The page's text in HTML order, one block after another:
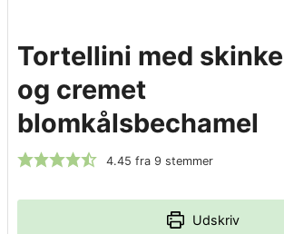
Tortellini med
og cremet
blomkålsbechamel
4.45 fra 9 stemmer
Udskriv